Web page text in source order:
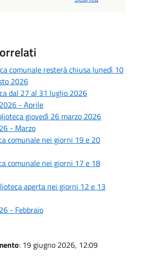
comunale resterà chiusa lunedì 10
2026
dal 27 al 31 luglio 2026
- Aprile
giovedì 26 marzo 2026
- Marzo
comunale nei giorni 19 e 20
comunale nei giorni 17 e 18
aperta nei giorni 12 e 13
- Febbraio
: 19 giugno 2026, 12:09